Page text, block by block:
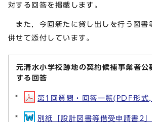
対する回答を掲載します。
また，今回新たに貸し出しを行う図書
併せて添付しています。
元清水小学校跡地の契約候補事業者公
する回答
第1回質問・回答一覧(PDF形
別紙「設計図書等借受申請書2」